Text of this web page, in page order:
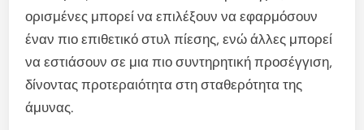
ορισμένες μπορεί να επιλέξουν να εφαρμόσουν
έναν πιο επιθετικό στυλ πίεσης, ενώ άλλες μπορεί
να εστιάσουν σε μια πιο συντηρητική προσέγγιση,
δίνοντας προτεραιότητα στη σταθερότητα της
άμυνας.